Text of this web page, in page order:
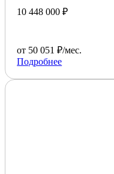
10 448 000 ₽
от 50 051 ₽/мес.
Подробнее